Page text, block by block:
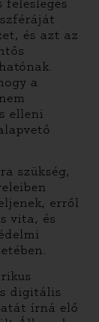
felesleges
és azt az
a
elleni
szükség,
erről
vita, és
digitális
írná elő